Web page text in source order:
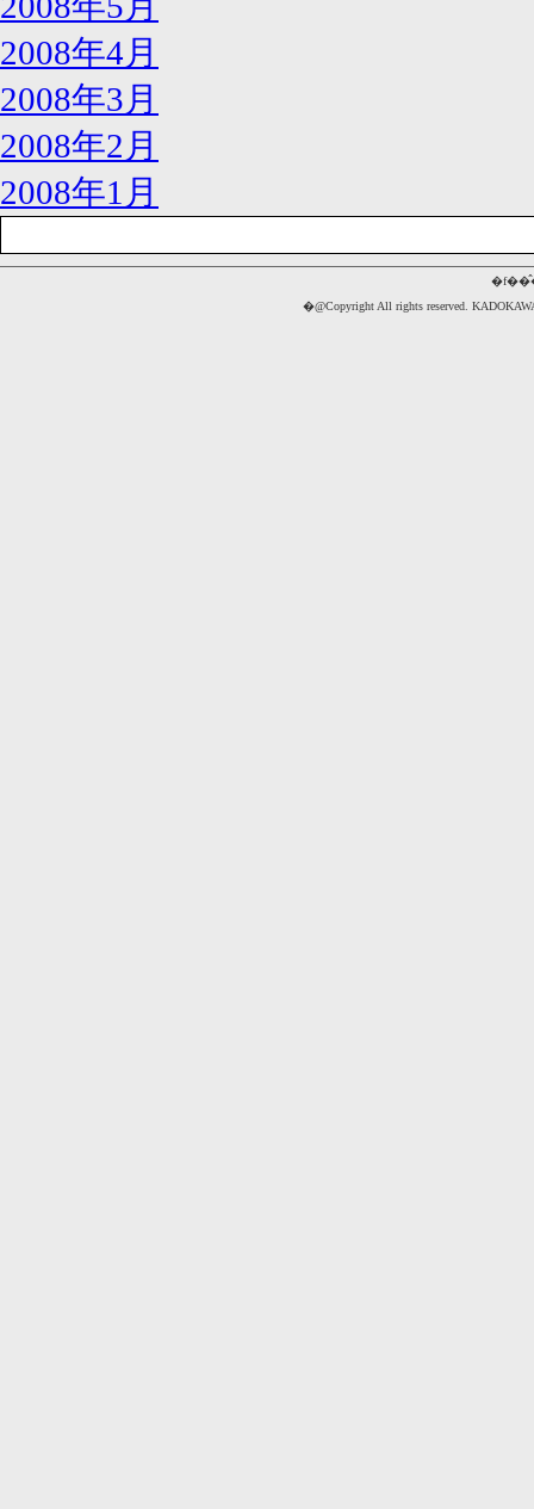
2008年4月
2008年3月
2008年2月
2008年1月
�@Copyright All rights reserved.